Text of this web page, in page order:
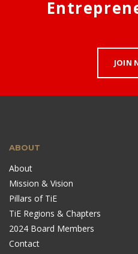
JOIN
ABOUT
About
Mission & Vision
Pillars of TiE
TiE Regions & Chapters
2024 Board Members
Contact